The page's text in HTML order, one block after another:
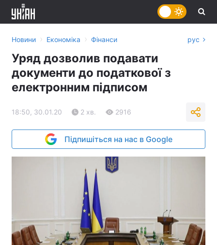
Новини › Економіка › Фінанси рус
Уряд дозволив подавати
документи до податкової з
електронним підписом
18:50, 30.01.20 2 хв. 2916
Підпишіться на нас в Google